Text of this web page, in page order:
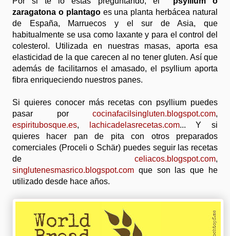
zaragatona o plantagoes una planta herbácea natural
de España, Marruecos y el sur de Asia, que
habitualmente se usa como laxante y para el control del
colesterol. Utilizada en nuestras masas, aporta esa
elasticidad de la que carecen al no tener gluten. Así que
además de facilitarnos el amasado, el psyllium aporta
fibra enriqueciendo nuestros panes.
Si quieres conocer más recetas con psyllium puedes
pasar por cocinafacilsingluten.blogspot.com,
espiritubosque.es, lachicadelasrecetas.com... Y si
quieres hacer pan de pita con otros preparados
comerciales (Proceli o Schär) puedes seguir las recetas
de celiacos.blogspot.com,
singlutenesmasrico.blogspot.com que son las que he
utilizado desde hace años.